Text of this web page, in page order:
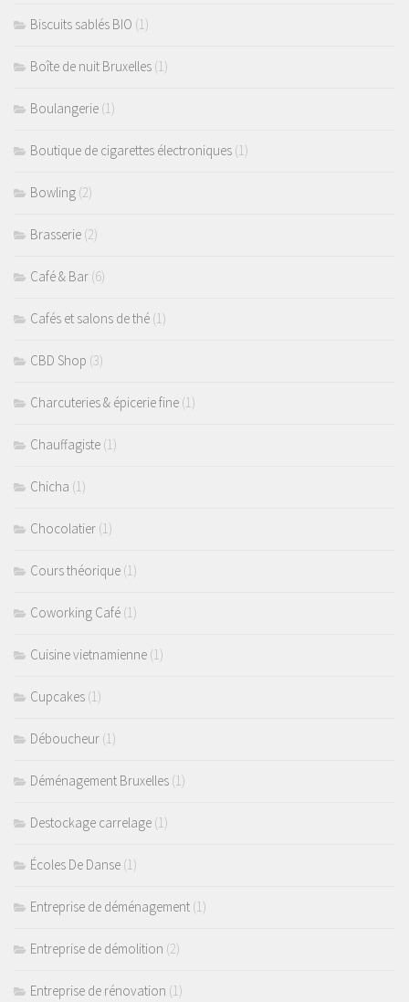
Biscuits sablés BIO (1)
Boîte de nuit Bruxelles (1)
Boulangerie (1)
Boutique de cigarettes électroniques (1)
Bowling (2)
Brasserie (2)
Café & Bar (6)
Cafés et salons de thé (1)
CBD Shop (3)
Charcuteries & épicerie fine (1)
Chauffagiste (1)
Chicha (1)
Chocolatier (1)
Cours théorique (1)
Coworking Café (1)
Cuisine vietnamienne (1)
Cupcakes (1)
Déboucheur (1)
Déménagement Bruxelles (1)
Destockage carrelage (1)
Écoles De Danse (1)
Entreprise de déménagement (1)
Entreprise de démolition (2)
Entreprise de rénovation (1)